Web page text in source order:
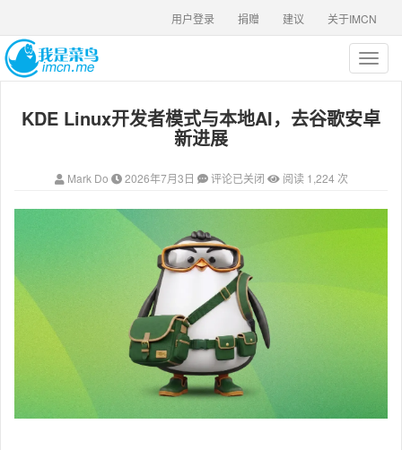
关于IMCN
建议
捐赠
用户登录
T
o
g
KDE Linux开发者模式与本地AI，去谷歌安卓
新进展
Mark Do 2026年7月3日 评论已关闭 阅读 1,224 次